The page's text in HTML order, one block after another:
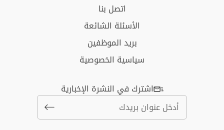
اتصل بنا
الأسئلة الشائعة
بريد الموظفين
سياسية الخصوصية
اشترك في النشرة الإخبارية